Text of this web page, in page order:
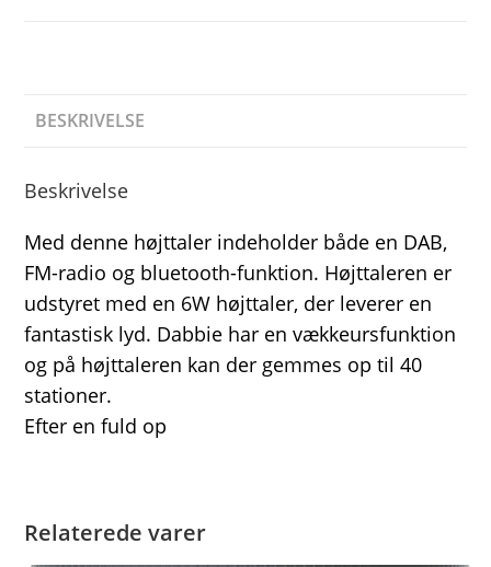
BESKRIVELSE
Beskrivelse
Med denne højttaler indeholder både en DAB,
FM-radio og bluetooth-funktion. Højttaleren er
udstyret med en 6W højttaler, der leverer en
fantastisk lyd. Dabbie har en vækkeursfunktion
og på højttaleren kan der gemmes op til 40
stationer.
Efter en fuld op
Relaterede varer